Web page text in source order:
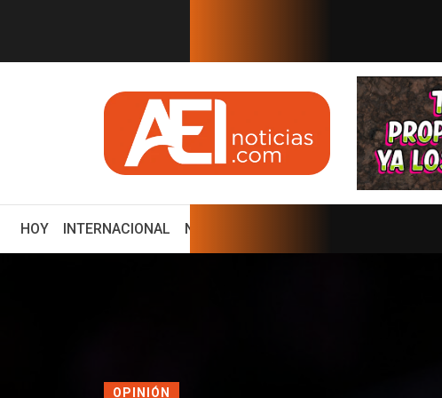
EN TIEMPO REAL
serán publicado en mi... ¿Cuál es el plan de Sheinbaum
HOY(CURRENT)
INTERNACIONAL NACIONAL
OPINIÓN